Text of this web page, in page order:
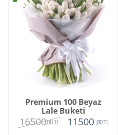
Premium 100 Beyaz
Lale Buketi
16500,00 TL 11500 ,00 TL